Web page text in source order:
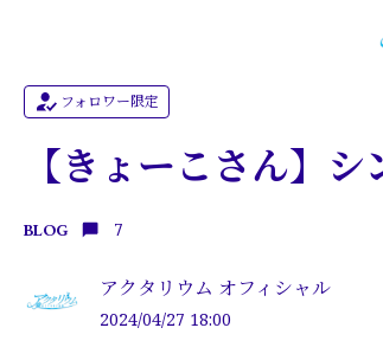
フォロワー限定
【きょーこさん】
BLOG 7
アクタリウム オフィシャル
2024/04/27 18:00